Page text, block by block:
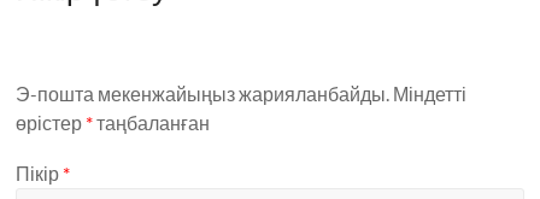
Э-пошта мекенжайыңыз жарияланбайды. Міндетті
өрістер *таңбаланған
Пікір *